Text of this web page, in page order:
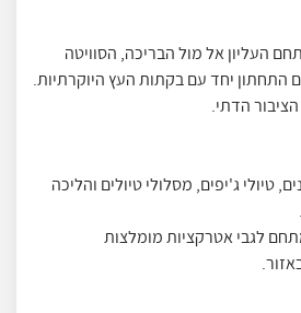
העליון אל מול הבריכה, הסוויטה
יחד עם בקתות העץ היוקרתיות.
הדתי.
טיולי ג'יפים, מסלולי טיולים והליכה
לגבי אטרקציות מומלצות